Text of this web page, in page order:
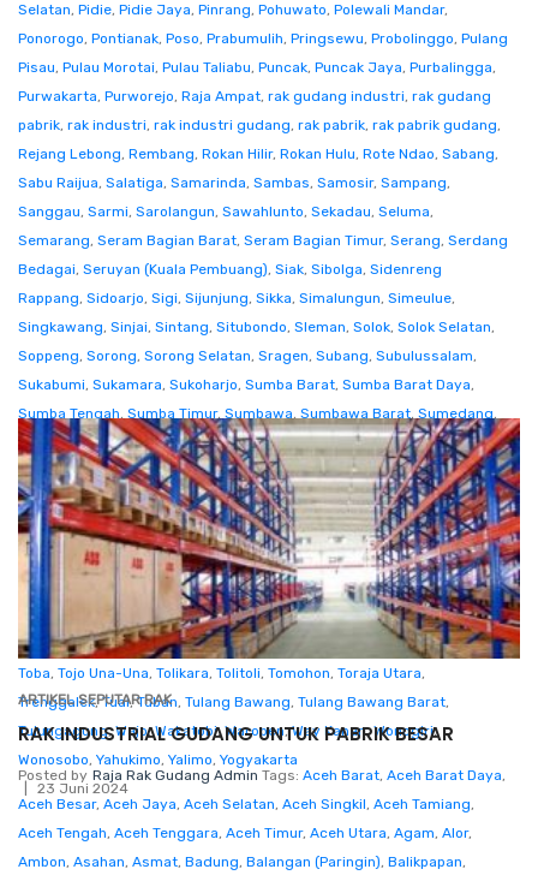
Selatan, Pidie, Pidie Jaya, Pinrang, Pohuwato, Polewali Mandar,
Ponorogo, Pontianak, Poso, Prabumulih, Pringsewu, Probolinggo, Pulang
Pisau, Pulau Morotai, Pulau Taliabu, Puncak, Puncak Jaya, Purbalingga,
Purwakarta, Purworejo, Raja Ampat, rak gudang industri, rak gudang
pabrik, rak industri, rak industri gudang, rak pabrik, rak pabrik gudang,
Rejang Lebong, Rembang, Rokan Hilir, Rokan Hulu, Rote Ndao, Sabang,
Sabu Raijua, Salatiga, Samarinda, Sambas, Samosir, Sampang,
Sanggau, Sarmi, Sarolangun, Sawahlunto, Sekadau, Seluma,
Semarang, Seram Bagian Barat, Seram Bagian Timur, Serang, Serdang
Bedagai, Seruyan (Kuala Pembuang), Siak, Sibolga, Sidenreng
Rappang, Sidoarjo, Sigi, Sijunjung, Sikka, Simalungun, Simeulue,
Singkawang, Sinjai, Sintang, Situbondo, Sleman, Solok, Solok Selatan,
Soppeng, Sorong, Sorong Selatan, Sragen, Subang, Subulussalam,
Sukabumi, Sukamara, Sukoharjo, Sumba Barat, Sumba Barat Daya,
Sumba Tengah, Sumba Timur, Sumbawa, Sumbawa Barat, Sumedang,
Sumenep,Sungaipenuh,Supiori,Surabaya,Surakarta,Tabalong
(Tanjung),Tabanan, Takalar,Tambrauw,Tana Tidung (Tideng Pale),Tana
Toraja,Tanah Bumbu (Batulicin),Tanah Datar,Tanah Laut (Pelaihari),
Tangerang,Tangerang Selatan,Tanggamus,Tanjung Jabung Barat,
Tanjung Jabung Timur,Tanjungbalai,Tanjungpinang,Tapanuli Selatan,
Tapanuli Tengah
Tapanuli Utara,Tapin (Rantau) ,Tarakan,Tasikmalaya,
Tebing Tinggi
Tegal,Teluk Bintuni,Teluk Wondama,Temanggung,
Ternate,Tidore Kepulauan,Timor Tengah Selatan Timor Tengah Utara,
Toba, Tojo Una-Una, Tolikara, Tolitoli, Tomohon, Toraja Utara,
Trenggalek,Tual,Tuban, Tulang Bawang, Tulang Bawang Barat,
Tulungagung,Wajo,Wakatobi,Waropen,Way Kanan,Wonogiri,
Wonosobo, Yahukimo, Yalimo, Yogyakarta
23 Juni 2024
ARTIKEL SEPUTAR RAK
RAK INDUSTRIAL GUDANG UNTUK PABRIK BESAR
Posted by Raja Rak Gudang Admin Tags: Aceh Barat, Aceh Barat Daya,
Aceh Besar, Aceh Jaya, Aceh Selatan, Aceh Singkil, Aceh Tamiang,
Aceh Tengah, Aceh Tenggara, Aceh Timur, Aceh Utara, Agam, Alor,
Ambon, Asahan, Asmat, Badung, Balangan (Paringin), Balikpapan,